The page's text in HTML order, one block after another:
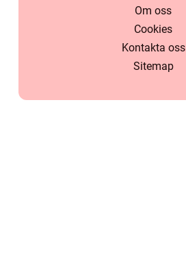
Om oss
Cookies
Kontakta oss
Sitemap